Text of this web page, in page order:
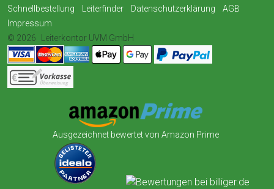
Schnellbestellung
Leiterfinder Datenschutzerklärung
AGB
Impressum
© 2026
Leiterkontor UVM GmbH
Ausgezeichnet bewertet von Amazon Prime